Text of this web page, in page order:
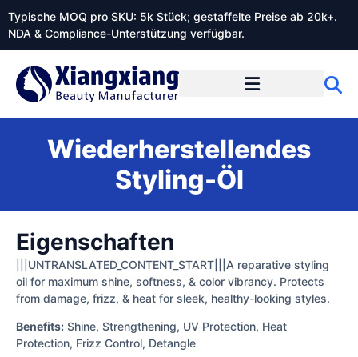
Typische MOQ pro SKU: 5k Stück; gestaffelte Preise ab 20k+.
NDA & Compliance-Unterstützung verfügbar.
Wiederherstellendes
Styling-Öl
Eigenschaften
|||UNTRANSLATED_CONTENT_START|||A reparative styling
oil for maximum shine, softness, & color vibrancy. Protects
from damage, frizz, & heat for sleek, healthy-looking styles.
Benefits: Shine, Strengthening, UV Protection, Heat
Protection, Frizz Control, Detangle